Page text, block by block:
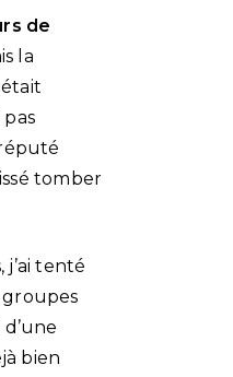
de
la
tomber
tenté
bien